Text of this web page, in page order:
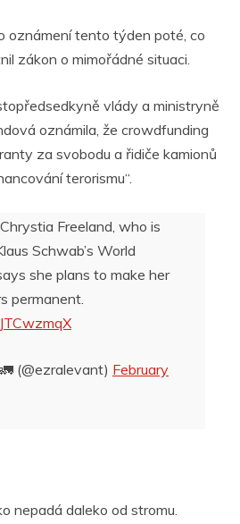
oznámení tento týden poté, co
zákon o mimořádné situaci.
vlády a ministryně
oznámila, že crowdfunding
za svobodu a řidiče kamionů
terorismu“.
Freeland, who is
Schwab’s World
she plans to make her
permanent.
(@ezralevant) February
nepadá daleko od stromu.